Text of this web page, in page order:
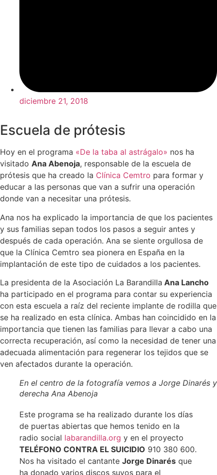
diciembre 21, 2018
Escuela de prótesis
Hoy en el programa «De la taba al astrágalo» nos ha
visitado Ana Abenoja, responsable de la escuela de
prótesis que ha creado la Clínica Cemtro para formar y
educar a las personas que van a sufrir una operación
donde van a necesitar una prótesis.
Ana nos ha explicado la importancia de que los pacientes
y sus familias sepan todos los pasos a seguir antes y
después de cada operación. Ana se siente orgullosa de
que la Clínica Cemtro sea pionera en España en la
implantación de este tipo de cuidados a los pacientes.
La presidenta de la Asociación La Barandilla Ana Lancho
ha participado en el programa para contar su experiencia
con esta escuela a raíz del reciente implante de rodilla que
se ha realizado en esta clínica. Ambas han coincidido en la
importancia que tienen las familias para llevar a cabo una
correcta recuperación, así como la necesidad de tener una
adecuada alimentación para regenerar los tejidos que se
ven afectados durante la operación.
En el centro de la fotografía vemos a Jorge Dinarés
derecha Ana Abenoja
Este programa se ha realizado durante los días
de puertas abiertas que hemos tenido en la
radio social labarandilla.org y en el proyecto
TELÉFONO CONTRA EL SUICIDIO 910 380 600.
Nos ha visitado el cantante Jorge Dinarés que
ha donado varios discos suyos para el